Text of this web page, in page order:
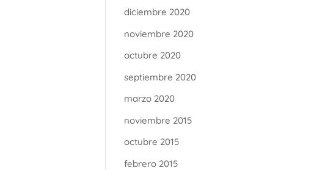
diciembre 2020
noviembre 2020
octubre 2020
septiembre 2020
marzo 2020
noviembre 2015
octubre 2015
febrero 2015